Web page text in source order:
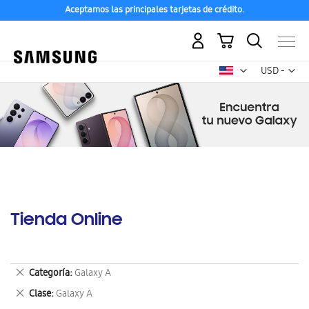
Aceptamos las principales tarjetas de crédito.
USD -
dólar
Mi carrito
Tienda Online
Categoría Galaxy A
Eliminar
este
artículo
Clase Galaxy A
Eliminar